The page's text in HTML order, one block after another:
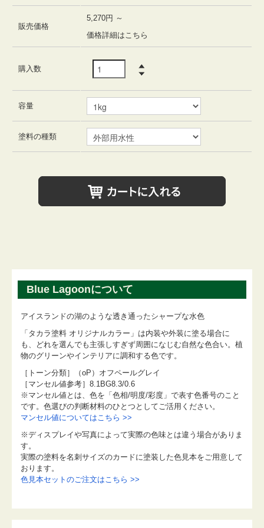
販売価格
5,270円 ～
価格詳細はこちら
購入数
容量
塗料の種類
Blue Lagoonについて
アイスランドの湖のような透き通ったシャープな水色
「タカラ塗料 オリジナルカラー」は内装や外装に塗る場合に
も、どれを選んでも主張しすぎず周囲になじむ自然な色合い。植
物のグリーンやインテリアに調和する色です。
［トーン分類］（oP）オフペールグレイ
［マンセル値参考］8.1BG8.3/0.6
※マンセル値とは、色を「色相/明度/彩度」で表す色番号のこと
です。色選びの判断材料のひとつとしてご活用ください。
マンセル値についてはこちら >>
※ディスプレイや写真によって実際の色味とは違う場合がありま
す。
実際の塗料を名刺サイズのカードに塗装した色見本をご用意して
おります。
色見本セットのご注文はこちら >>